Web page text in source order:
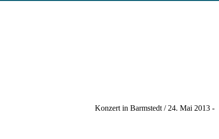
Konzert in Barmstedt / 24. Mai 2013 -